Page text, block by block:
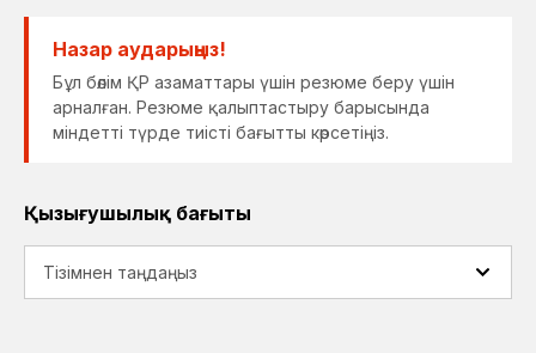
Назар аударыңыз!
Бұл бөлім ҚР азаматтары үшін резюме беру үшін
арналған. Резюме қалыптастыру барысында
міндетті түрде тиісті бағытты көрсетіңіз.
Қызығушылық бағыты